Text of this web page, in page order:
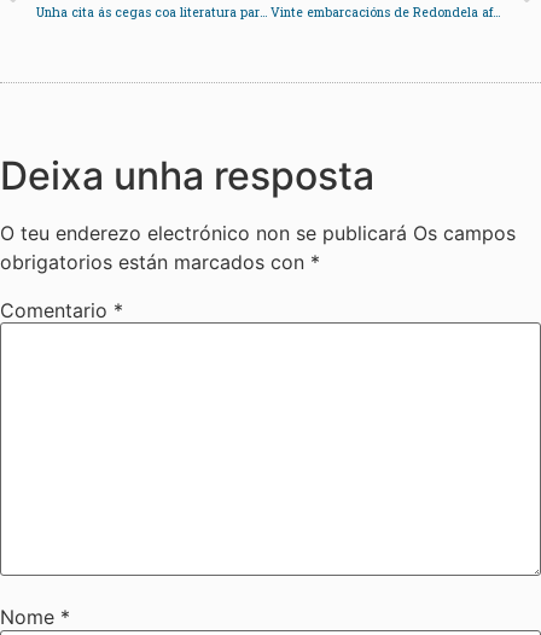
Vinte embarcacións de Redondela afectadas polo amarre da flota de cerco
Deixa unha resposta
O teu enderezo electrónico non se publicará Os campos
obrigatorios están marcados con *
Comentario *
Nome *